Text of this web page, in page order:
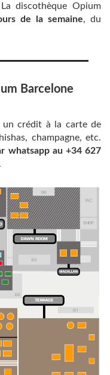
discothèque Opium
de la semaine, du
Barcelone
un crédit à la carte de
champagne, etc.
whatsapp au +34 627